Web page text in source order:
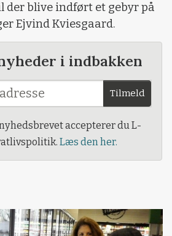
der blive indført et gebyr på
Ejvind Kviesgaard.
i indbakken
Tilmeld
accepterer du L-
Læs den her.